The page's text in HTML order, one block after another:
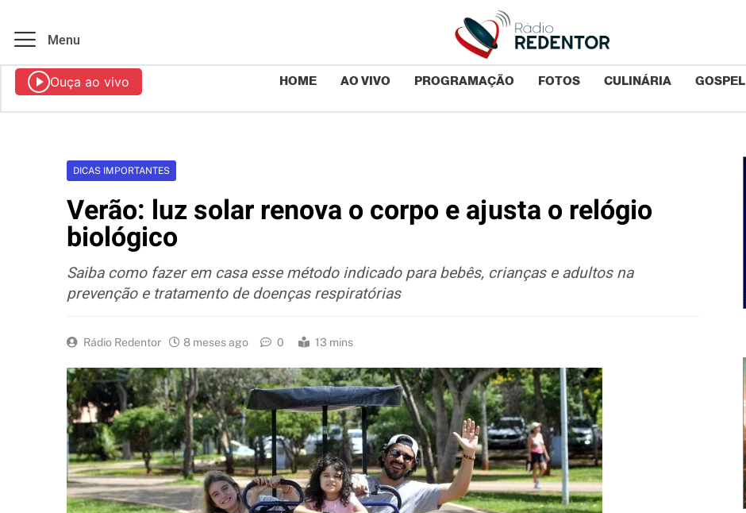
Menu
Ouça ao vivo HOME AO VIVO PROGRAMAÇÃO FOTOS CULINÁRIA GOSPEL
DICAS IMPORTANTES
Verão: luz solar renova o corpo e ajusta o relógio
biológico
Saiba como fazer em casa esse método indicado para bebês, crianças e adultos na
prevenção e tratamento de doenças respiratórias
Rádio Redentor 8 meses ago 0 13 mins